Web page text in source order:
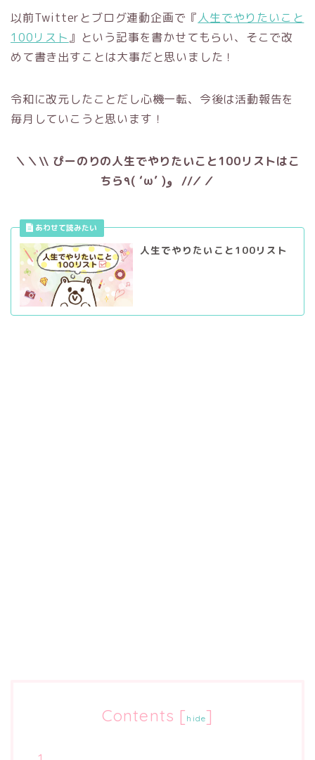
以前Twitterとブログ連動企画で『人生でやりたいこと
100リスト』という記事を書かせてもらい、そこで改
めて書き出すことは大事だと思いました！
令和に改元したことだし心機一転、今後は活動報告を
毎月していこうと思います！
＼＼\\ ぴーのりの人生でやりたいこと100リストはこ
ちら٩( ‘ω’ )و //／／
人生でやりたいこと100リスト
Contents [ hide]